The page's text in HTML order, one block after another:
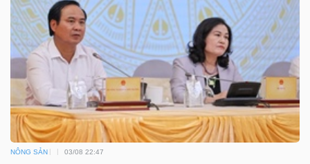
NÔNG SẢN 03/08 22:47